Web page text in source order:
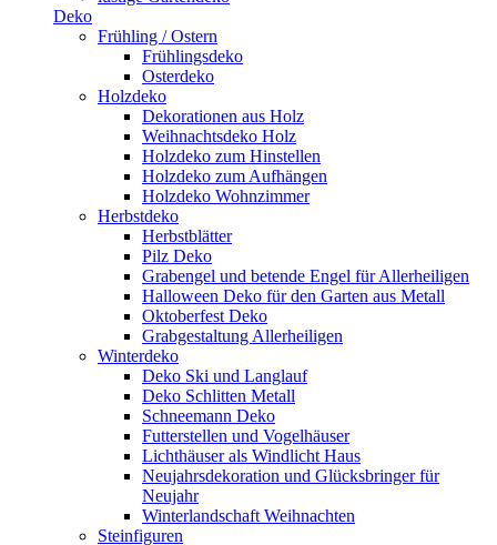
Deko
Frühling / Ostern
Frühlingsdeko
Osterdeko
Holzdeko
Dekorationen aus Holz
Weihnachtsdeko Holz
Holzdeko zum Hinstellen
Holzdeko zum Aufhängen
Holzdeko Wohnzimmer
Herbstdeko
Herbstblätter
Pilz Deko
Grabengel und betende Engel für Allerheiligen
Halloween Deko für den Garten aus Metall
Oktoberfest Deko
Grabgestaltung Allerheiligen
Winterdeko
Deko Ski und Langlauf
Deko Schlitten Metall
Schneemann Deko
Futterstellen und Vogelhäuser
Lichthäuser als Windlicht Haus
Neujahrsdekoration und Glücksbringer für
Neujahr
Winterlandschaft Weihnachten
Steinfiguren